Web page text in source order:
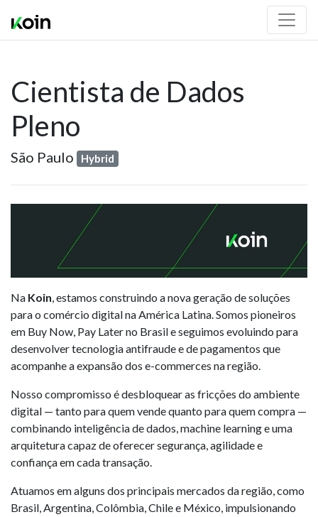
Cientista de Dados
Pleno
São Paulo Hybrid
Na Koin, estamos construindo a nova geração de soluções
para o comércio digital na América Latina. Somos pioneiros
em Buy Now, Pay Later no Brasil e seguimos evoluindo para
desenvolver tecnologia antifraude e de pagamentos que
acompanhe a expansão dos e-commerces na região.
Nosso compromisso é desbloquear as fricções do ambiente
digital — tanto para quem vende quanto para quem compra —
combinando inteligência de dados, machine learning e uma
arquitetura capaz de oferecer segurança, agilidade e
confiança em cada transação.
Atuamos em alguns dos principais mercados da região, como
Brasil, Argentina, Colômbia, Chile e México, impulsionando